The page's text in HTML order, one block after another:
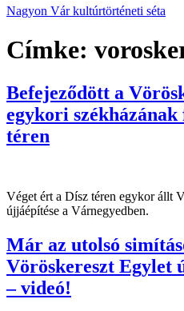
Nagyon Vár kultúrtörténeti séta
Címke:
Befejeződött a
egykori
téren
Véget ért a Dísz téren egykor állt
újjáépítése a Várnegyedben.
Már az utolsó
Vöröskereszt Egylet
– videó!